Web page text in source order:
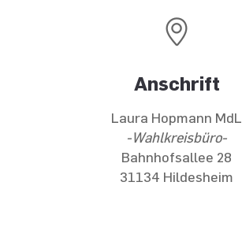
Anschrift
Laura Hopmann MdL
-Wahlkreisbüro-
Bahnhofsallee 28
31134 Hildesheim